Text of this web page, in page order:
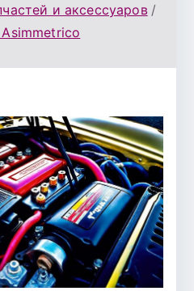
и аксессуаров